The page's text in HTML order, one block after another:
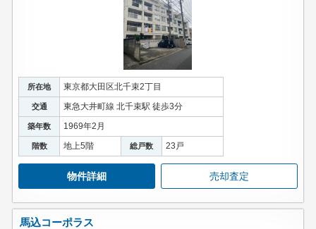
所在地 東京都大田区北千束2丁目
交通 東急大井町線 北千束駅 徒歩3分
築年数 1969年2月
階数 地上5階 総戸数 23戸
物件詳細 売却査定
馬込コーポラス